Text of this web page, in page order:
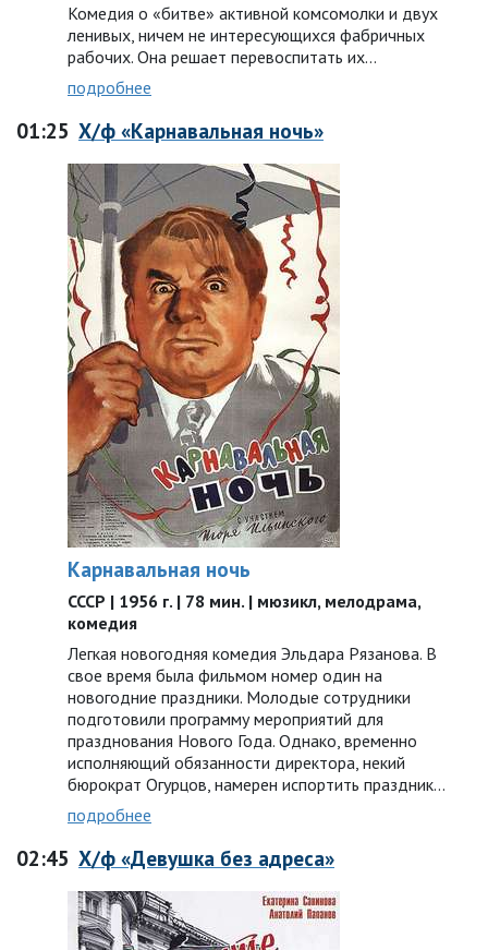
Комедия о «битве» активной комсомолки и двух
ленивых, ничем не интересующихся фабричных
рабочих. Она решает перевоспитать их…
подробнее
01:25 Х/ф «Карнавальная ночь»
Карнавальная ночь
СССР | 1956 г. | 78 мин. | мюзикл, мелодрама,
комедия
Легкая новогодняя комедия Эльдара Рязанова. В
свое время была фильмом номер один на
новогодние праздники. Молодые сотрудники
подготовили программу мероприятий для
празднования Нового Года. Однако, временно
исполняющий обязанности директора, некий
бюрократ Огурцов, намерен испортить праздник...
подробнее
02:45 Х/ф «Девушка без адреса»